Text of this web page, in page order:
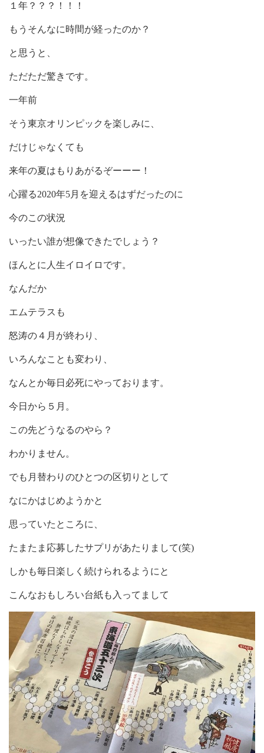
１年？？？！！！
もうそんなに時間が経ったのか？
と思うと、
ただただ驚きです。
一年前
そう東京オリンピックを楽しみに、
だけじゃなくても
来年の夏はもりあがるぞーーー！
心躍る2020年5月を迎えるはずだったのに
今のこの状況
いったい誰が想像できたでしょう？
ほんとに人生イロイロです。
なんだか
エムテラスも
怒涛の４月が終わり、
いろんなことも変わり、
なんとか毎日必死にやっております。
今日から５月。
この先どうなるのやら？
わかりません。
でも月替わりのひとつの区切りとして
なにかはじめようかと
思っていたところに、
たまたま応募したサプリがあたりまして(笑)
しかも毎日楽しく続けられるようにと
こんなおもしろい台紙も入ってまして